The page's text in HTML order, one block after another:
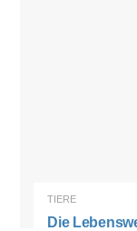
TIERE
Die